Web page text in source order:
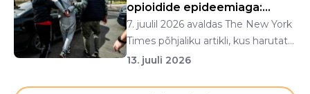
opioidide epideemiaga:
fentanüülist n...
7. juulil 2026 avaldas The New York
Times põhjaliku artikli, kus harutati
lahti ...
13. juuli 2026